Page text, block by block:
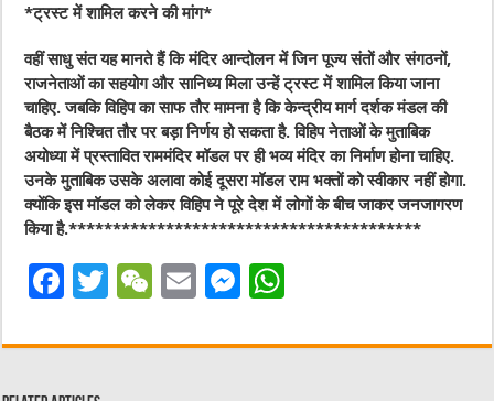
*ट्रस्ट में शामिल करने की मांग*
वहीं साधु संत यह मानते हैं कि मंदिर आन्दोलन में जिन पूज्य संतों और संगठनों,
राजनेताओं का सहयोग और सानिध्य मिला उन्हें ट्रस्ट में शामिल किया जाना
चाहिए. जबकि विहिप का साफ तौर मामना है कि केन्द्रीय मार्ग दर्शक मंडल की
बैठक में निश्चित तौर पर बड़ा निर्णय हो सकता है. विहिप नेताओं के मुताबिक
अयोध्या में प्रस्तावित राममंदिर मॉडल पर ही भव्य मंदिर का निर्माण होना चाहिए.
उनके मुताबिक उसके अलावा कोई दूसरा मॉडल राम भक्तों को स्वीकार नहीं होगा.
क्योंकि इस मॉडल को लेकर विहिप ने पूरे देश में लोगों के बीच जाकर जनजागरण
किया है.****************************************
F
c
e
T
it
W
C
E
ai
M
ss at